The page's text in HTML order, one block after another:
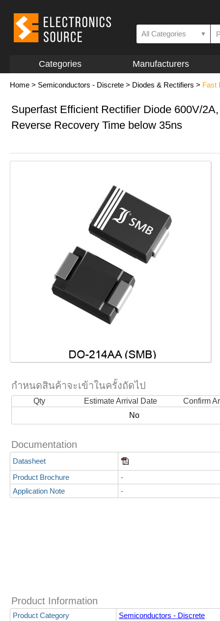
All Categories ▼
Categories Manufacturers
Home > Semiconductors - Discrete > Diodes & Rectifiers > Fast
Superfast Efficient Rectifier Diode 600V/2A,
Reverse Recovery Time below 35ns
กำหนดสินค้าจะเข้าในครั้งถัดไป
Qty Estimate Arrival Date
Confirm
No
Documentation
Datasheet
Product Brochure
-
Application Note
-
Product Information
Product Category
Semiconductors - Discrete